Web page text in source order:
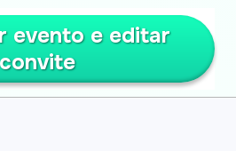
evento e editar
convite